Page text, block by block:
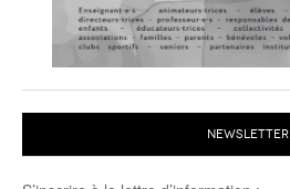
NEWSLETTER